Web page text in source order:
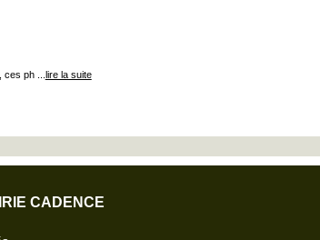
ph ... lire la suite
CADENCE